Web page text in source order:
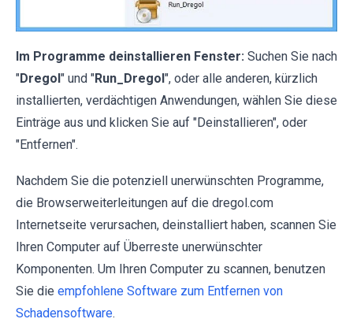
Im Programme deinstallieren Fenster: Suchen Sie nach
"Dregol " und "Run_Dregol ", oder alle anderen, kürzlich
installierten, verdächtigen Anwendungen, wählen Sie diese
Einträge aus und klicken Sie auf "Deinstallieren", oder
"Entfernen".
Nachdem Sie die potenziell unerwünschten Programme,
die Browserweiterleitungen auf die dregol.com
Internetseite verursachen, deinstalliert haben, scannen Sie
Ihren Computer auf Überreste unerwünschter
Komponenten. Um Ihren Computer zu scannen, benutzen
Sie die empfohlene Software zum Entfernen von
Schadensoftware.